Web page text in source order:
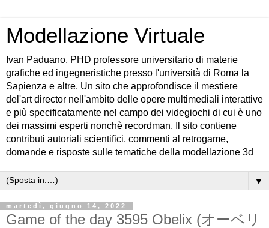
Modellazione Virtuale
Ivan Paduano, PHD professore universitario di materie
grafiche ed ingegneristiche presso l'università di Roma la
Sapienza e altre. Un sito che approfondisce il mestiere
del'art director nell'ambito delle opere multimediali interattive
e più specificatamente nel campo dei videgiochi di cui è uno
dei massimi esperti nonchè recordman. Il sito contiene
contributi autoriali scientifici, commenti al retrogame,
domande e risposte sulle tematiche della modellazione 3d
▼
martedì, giugno 14, 2022
Game of the day 3595 Obelix (オーベリ